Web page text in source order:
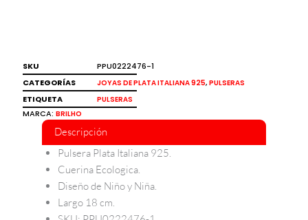
SKU
PPU0222476-1
CATEGORÍAS
JOYAS DE PLATA ITALIANA 925, PULSERAS
ETIQUETA PULSERAS
MARCA: BRILHO
Descripción
Pulsera Plata Italiana 925.
Cuerina Ecologica.
Diseño de Niño y Niña.
Largo 18 cm.